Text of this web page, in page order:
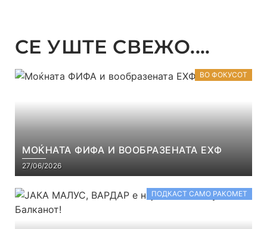
СЕ УШТЕ СВЕЖО....
ВО ФОКУСОТ
МОЌНАТА ФИФА И ВООБРАЗЕНАТА ЕХФ
27/06/2026
ПОДКАСТ САМО РАКОМЕТ